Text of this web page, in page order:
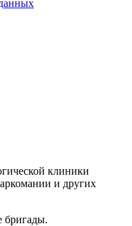
клиники
и других
бригады.